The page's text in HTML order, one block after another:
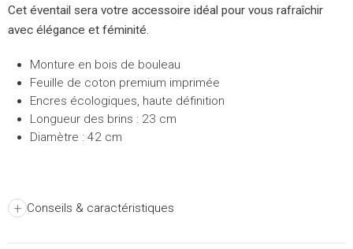
Cet éventail sera votre accessoire idéal pour vous rafraîchir
avec élégance et féminité.
Monture en bois de bouleau
Feuille de coton premium imprimée
Encres écologiques, haute définition
Longueur des brins : 23 cm
Diamètre : 42 cm
+ Conseils & caractéristiques